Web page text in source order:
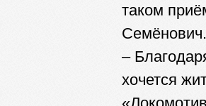
таком
–
хочется